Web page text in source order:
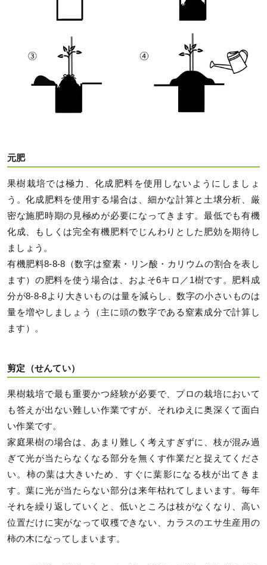
元肥
果樹栽培では極力、化成肥料を使用しないようにしましょ
う。化成肥料を使用する場合は、細かな計算と土壌分析、厳
密な施肥時期の見極めが必要になってきます。最低でも有機
化成、もしくは完全有機肥料でじんわりとした肥効を期待し
ましょう。
有機肥料8-8-8（数字は窒素・リン酸・カリウムの割合を表し
ます）の肥料を使う場合は、およそ6キロ／1樹です。肥料成
分が8-8-8より大きいものは量を減らし、数字の小さいものは
量を増やしましょう（主に頭の数字である窒素成分で計算し
ます）。
剪定（せんてい）
果樹栽培で最も重要かつ経験が必要で、プロの栽培において
も答えが出ない難しい作業ですが、それゆえに奥深くて面白
い作業です。
家庭果樹の場合は、あまり難しく考えすぎずに、枝が混み過
ぎて光が当たらなくなる部分を無くす作業だと捉えてくださ
い。柿の葉は大きいため、すぐに葉影になる枝が出てきま
す。葉に光が当たらない部分は来年枯れてしまいます。毎年
それを繰り返していくと、低いところは枝がなくなり、高い
位置だけに実がなって収穫できない、カラスのエサ生産用の
柿の木になってしまいます。